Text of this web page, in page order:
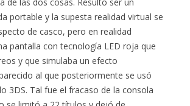
portable y la supesta realidad virtual se
de casco, pero en realidad
pantalla con tecnología LED roja que
y que simulaba un efecto
al que posteriormente se usó
3DS. Tal fue el fracaso de la consola